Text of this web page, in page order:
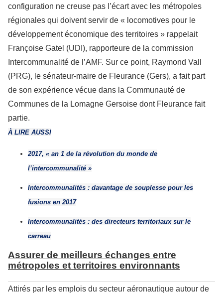
configuration ne creuse pas l’écart avec les métropoles
régionales qui doivent servir de « locomotives pour le
développement économique des territoires » rappelait
Françoise Gatel (UDI), rapporteure de la commission
Intercommunalité de l’AMF. Sur ce point, Raymond Vall
(PRG), le sénateur-maire de Fleurance (Gers), a fait part
de son expérience vécue dans la Communauté de
Communes de la Lomagne Gersoise dont Fleurance fait
partie.
À LIRE AUSSI
2017, « an 1 de la révolution du monde de
l’intercommunalité »
Intercommunalités : davantage de souplesse pour les
fusions en 2017
Intercommunalités : des directeurs territoriaux sur le
carreau
Assurer de meilleurs échanges entre
métropoles et territoires environnants
Attirés par les emplois du secteur aéronautique autour de